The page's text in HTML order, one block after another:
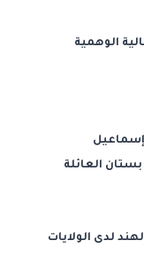
الوهمية
إسماعيل
العائلة
لدى الولايات